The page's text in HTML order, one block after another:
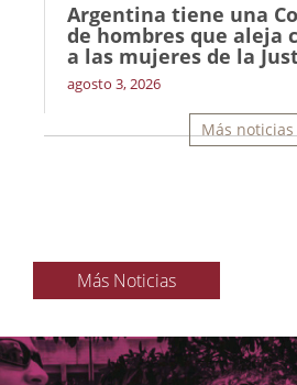
Argentina tiene una
de hombres que aleja
a las mujeres de la
agosto 3, 2026
Más noticias
Más Noticias